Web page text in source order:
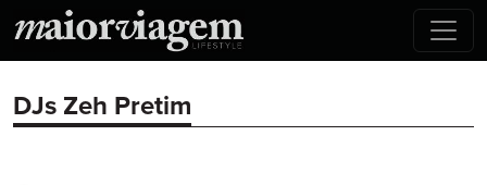
DJs Zeh Pretim